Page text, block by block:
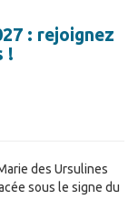
: rejoignez
!
des Ursulines
sous le signe du